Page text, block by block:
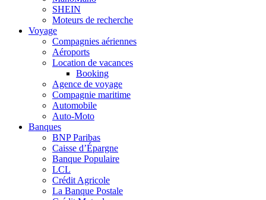
SHEIN
Moteurs de recherche
Voyage
Compagnies aériennes
Aéroports
Location de vacances
Booking
Agence de voyage
Compagnie maritime
Automobile
Auto-Moto
Banques
BNP Paribas
Caisse d’Épargne
Banque Populaire
LCL
Crédit Agricole
La Banque Postale